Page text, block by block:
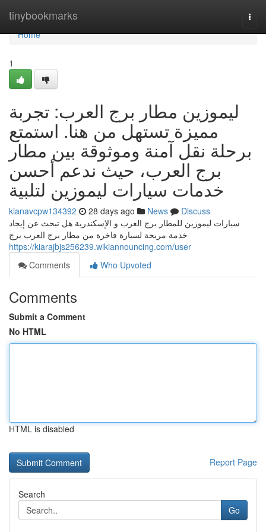
tinybookmarks
Home
Home
1
ليموزين مطار برج العرب: تجربة
مميزة تستهل من هنا. استمتع
برحلة نقل آمنة وموثوقة بين مطار
برج العرب، حيث ندعم أحسن
خدمات سيارات ليموزين لتلبية
kianavcpw134392 28 days ago News
Discuss
سيارات ليموزين للمطار برج العرب و الإسكندرية هل تبحث عن إيجاد
خدمة مريحة لسيارة فاخرة من مطار برج العرب برج
https://kiarajbjs256239.wikiannouncing.com/user
Comments
Who Upvoted
Comments
Submit a Comment
No HTML
HTML is disabled
Report Page
Search
Go